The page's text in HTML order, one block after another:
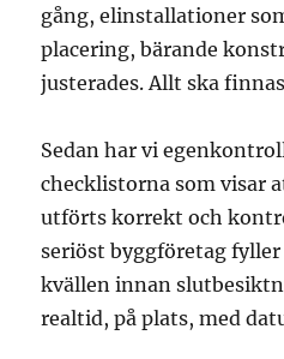
gång, elinstallationer
placering, bärande
justerades. Allt ska
Sedan har vi
checklistorna som visar
utförts korrekt och
seriöst byggföretag
kvällen innan
realtid, på plats, med